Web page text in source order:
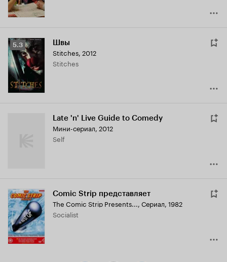
Рейтинг
Кинопоиска
5.3
5.3 Швы
Stitches, 2012
Stitches
Late 'n' Live Guide to Comedy
Мини-сериал, 2012
Self
Comic Strip представляет
The Comic Strip Presents..., Сериал, 1982
Socialist